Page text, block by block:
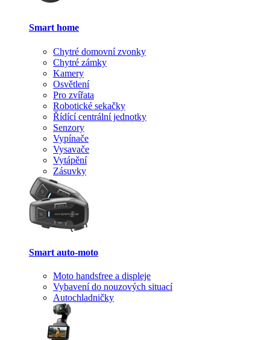
Smart home
Chytré domovní zvonky
Chytré zámky
Kamery
Osvětlení
Pro zvířata
Robotické sekačky
Řídící centrální jednotky
Senzory
Vypínače
Vysavače
Vytápění
Zásuvky
Smart auto-moto
Moto handsfree a displeje
Vybavení do nouzových situací
Autochladničky